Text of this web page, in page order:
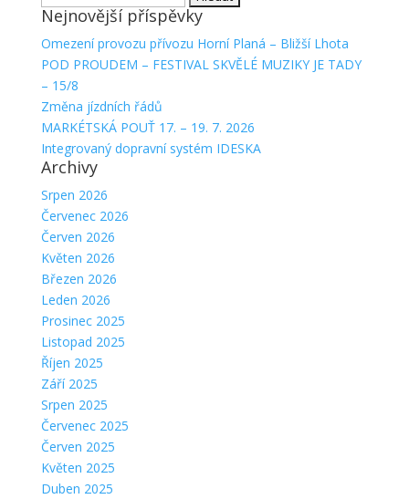
Nejnovější příspěvky
Omezení provozu přívozu Horní Planá – Bližší Lhota
POD PROUDEM – FESTIVAL SKVĚLÉ MUZIKY JE TADY
– 15/8
Změna jízdních řádů
MARKÉTSKÁ POUŤ 17. – 19. 7. 2026
Integrovaný dopravní systém IDESKA
Archivy
Srpen 2026
Červenec 2026
Červen 2026
Květen 2026
Březen 2026
Leden 2026
Prosinec 2025
Listopad 2025
Říjen 2025
Září 2025
Srpen 2025
Červenec 2025
Červen 2025
Květen 2025
Duben 2025